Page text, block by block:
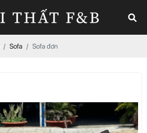
Sofa Sofa đơn